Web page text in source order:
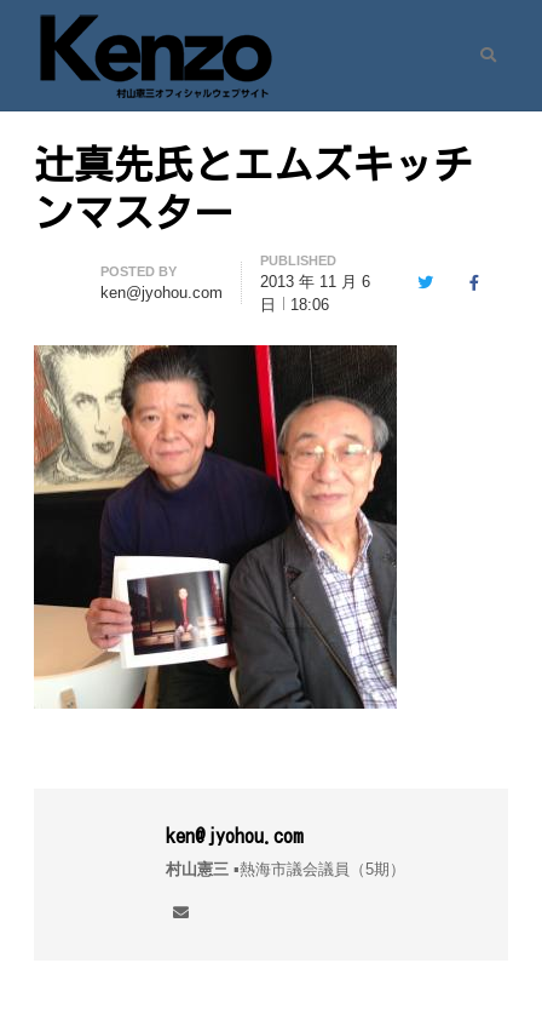
七転八起 – 村山憲三 Official Site
村山憲三ウェブサイト
辻真先氏とエムズキッチ
ンマスター
Author
POSTED BY
ken@jyohou.com
PUBLISHED
2013 年 11 月 6
日
18:06
TwitterFacebook
ken@jyohou.com
村山憲三▪︎熱海市議会議員（5期）